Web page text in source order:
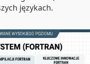
językach.